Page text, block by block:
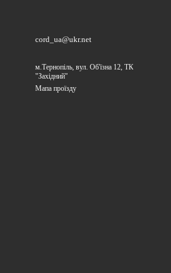
cord_ua@ukr.net
м.Тернопіль, вул. Об'їзна 12, ТК
"Західний"
Мапа проїзду